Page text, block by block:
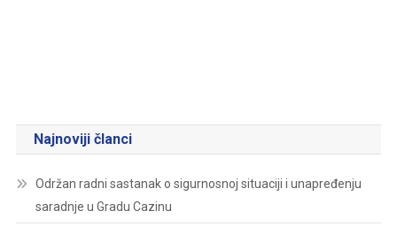
Najnoviji članci
Održan radni sastanak o sigurnosnoj situaciji i unapređenju
saradnje u Gradu Cazinu